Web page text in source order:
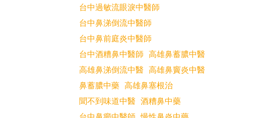
台中過敏流眼淚中醫師
台中鼻涕倒流中醫師
台中鼻前庭炎中醫師
台中酒糟鼻中醫師 高雄鼻蓄膿中醫
高雄鼻涕倒流中醫 高雄鼻竇炎中醫
鼻蓄膿中藥 高雄鼻塞根治
聞不到味道中醫 酒糟鼻中藥